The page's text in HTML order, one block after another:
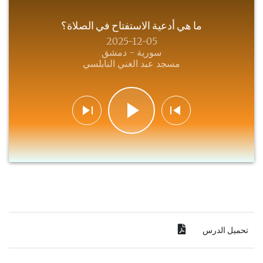
ما هي أدعية الاستفتاح في الصلاة؟
2025-12-05
سورية - دمشق
مسجد عبد الغني النابلسي
تحميل الدرس